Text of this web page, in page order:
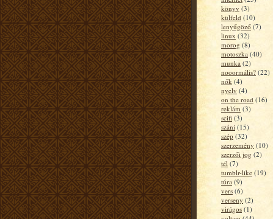
könyv (3)
külfeld (10)
lenyűgöző (7)
linux (32)
morog (8)
motoszka (40)
munka (2)
nooormális? (22)
nők (4)
nyelv (4)
on the road (16)
reklám (3)
scifi (3)
száni (15)
szép (32)
szerzemény (10)
szerzői jog (2)
tél (7)
tumblr-like (19)
túra (9)
vers (6)
verseny (2)
virágos (1)